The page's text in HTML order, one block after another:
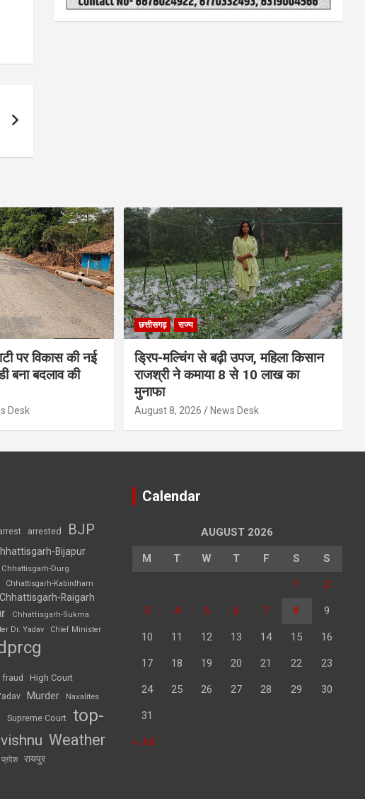
पर विकास की नई
बना बदलाव की
Desk
छत्तीसगढ़ राज्य
ड्रिप-मल्चिंग से बढ़ी उपज, महिला किसान
राजश्री ने कमाया 8 से 10 लाख का
मुनाफा
August 8, 2026 News Desk
arrested BJP
Bijapur
Chhattisgarh-Durg
Chhattisgarh-Kabirdham
Chhattisgarh-Raigarh
Chhattisgarh-Sukma
Dr. Yadav Chief Minister
fraud High Court
Murder Naxalites
Supreme Court top-
vishnu Weather
प्रदेश रायपुर
Calendar
AUGUST 2026
M T W T F S S
1 2
3 4 5 6 7 8 9
10 11 12 13 14 15 16
17 18 19 20 21 22 23
24 25 26 27 28 29 30
31
« Jul